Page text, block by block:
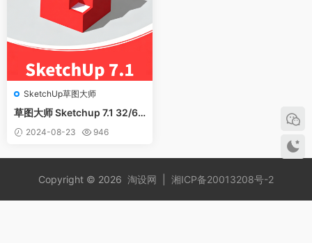
SketchUp草图大师
草图大师 Sketchup 7.1 32/64
位 中文版
2024-08-23 946
Copyright © 2026 淘设网 湘ICP备20013208号-2